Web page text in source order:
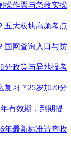
操作票与急救实操
五大板块高频考点
国网查询入口与防
分政策与异地报考
复习？25岁加20分
有效期，到期提
年最新标准请查收